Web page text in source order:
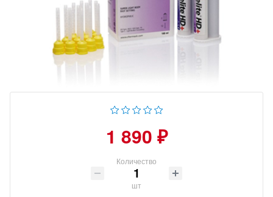
1 890 ₽
Количество
шт